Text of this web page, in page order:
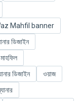
Mahfil banner
ডিজাইন
ডিজাইন
ওয়াজ